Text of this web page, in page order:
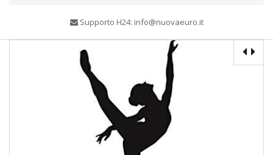
Supporto H24: info@nuovaeuro.it